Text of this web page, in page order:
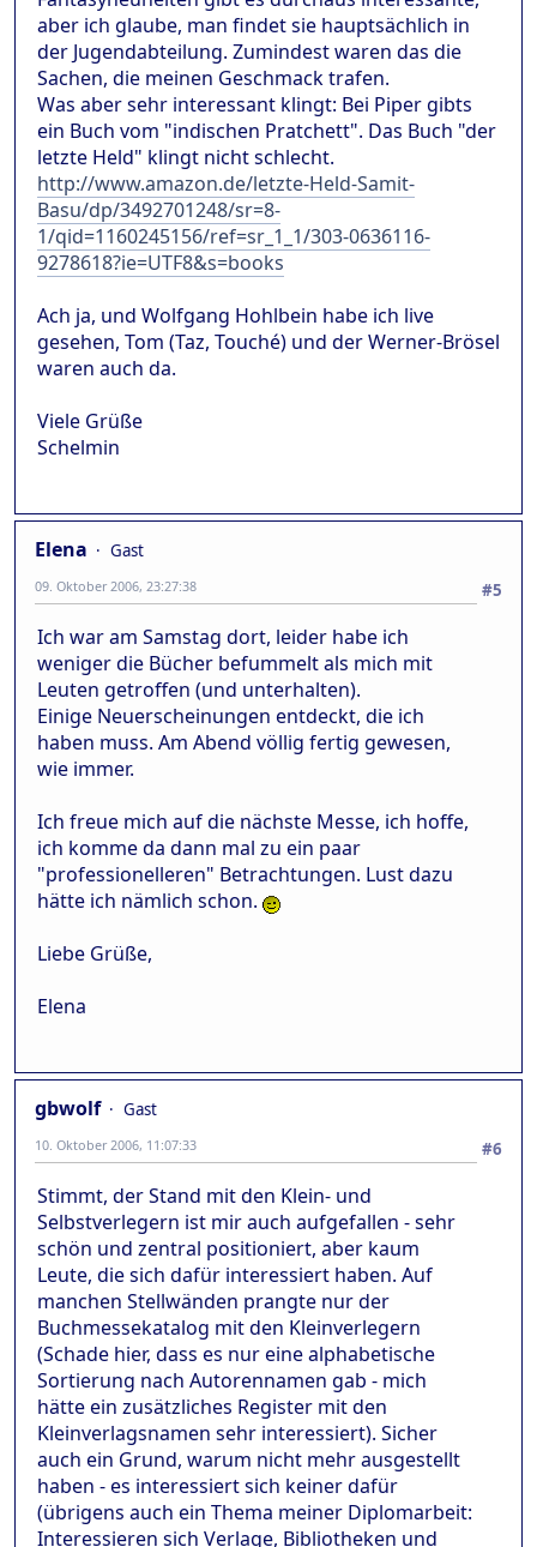
aber ich glaube, man findet sie hauptsächlich in
der Jugendabteilung. Zumindest waren das die
Sachen, die meinen Geschmack trafen.
Was aber sehr interessant klingt: Bei Piper gibts
ein Buch vom "indischen Pratchett". Das Buch "der
letzte Held" klingt nicht schlecht.
http://www.amazon.de/letzte-Held-Samit-
Basu/dp/3492701248/sr=8-
1/qid=1160245156/ref=sr_1_1/303-0636116-
9278618?ie=UTF8&s=books
Ach ja, und Wolfgang Hohlbein habe ich live
gesehen, Tom (Taz, Touché) und der Werner-Brösel
waren auch da.
Viele Grüße
Schelmin
Elena
Gast
#5
09. Oktober 2006, 23:27:38
Ich war am Samstag dort, leider habe ich
weniger die Bücher befummelt als mich mit
Leuten getroffen (und unterhalten).
Einige Neuerscheinungen entdeckt, die ich
haben muss. Am Abend völlig fertig gewesen,
wie immer.
Ich freue mich auf die nächste Messe, ich hoffe,
ich komme da dann mal zu ein paar
"professionelleren" Betrachtungen. Lust dazu
hätte ich nämlich schon.
Liebe Grüße,
Elena
gbwolf
Gast
#6
10. Oktober 2006, 11:07:33
Stimmt, der Stand mit den Klein- und
Selbstverlegern ist mir auch aufgefallen - sehr
schön und zentral positioniert, aber kaum
Leute, die sich dafür interessiert haben. Auf
manchen Stellwänden prangte nur der
Buchmessekatalog mit den Kleinverlegern
(Schade hier, dass es nur eine alphabetische
Sortierung nach Autorennamen gab - mich
hätte ein zusätzliches Register mit den
Kleinverlagsnamen sehr interessiert). Sicher
auch ein Grund, warum nicht mehr ausgestellt
haben - es interessiert sich keiner dafür
(übrigens auch ein Thema meiner Diplomarbeit:
Interessieren sich Verlage, Bibliotheken und